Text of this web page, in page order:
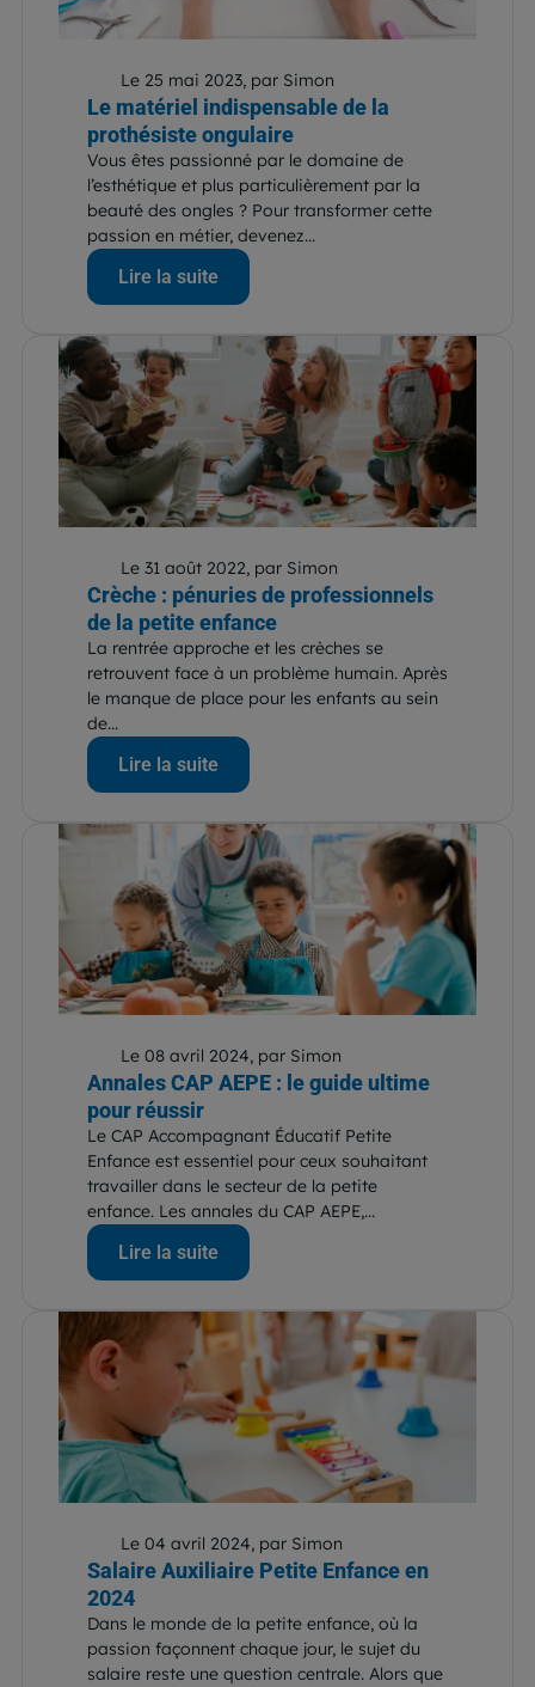
Le 25 mai 2023, par Simon
Le matériel indispensable de la
prothésiste ongulaire
Vous êtes passionné par le domaine de
l’esthétique et plus particulièrement par la
beauté des ongles ? Pour transformer cette
passion en métier, devenez...
Lire la suite
Le 31 août 2022, par Simon
Crèche : pénuries de professionnels
de la petite enfance
La rentrée approche et les crèches se
retrouvent face à un problème humain. Après
le manque de place pour les enfants au sein
de...
Lire la suite
Le 08 avril 2024, par Simon
Annales CAP AEPE : le guide ultime
pour réussir
Le CAP Accompagnant Éducatif Petite
Enfance est essentiel pour ceux souhaitant
travailler dans le secteur de la petite
enfance. Les annales du CAP AEPE,...
Lire la suite
Le 04 avril 2024, par Simon
Salaire Auxiliaire Petite Enfance en
2024
Dans le monde de la petite enfance, où la
passion façonnent chaque jour, le sujet du
salaire reste une question centrale. Alors que